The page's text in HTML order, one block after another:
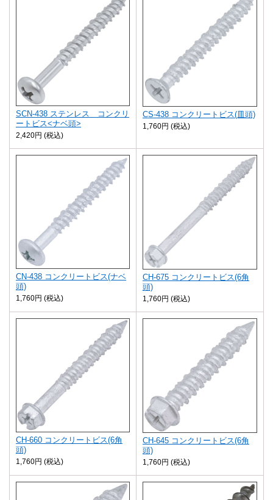
SCN-438 ステンレス コンクリ
ートビス<ナベ頭>
2,420円 (税込)
CS-438 コンクリートビス(皿頭)
1,760円 (税込)
CN-438 コンクリートビス(ナベ
頭)
1,760円 (税込)
CH-675 コンクリートビス(6角
頭)
1,760円 (税込)
CH-660 コンクリートビス(6角
頭)
1,760円 (税込)
CH-645 コンクリートビス(6角
頭)
1,760円 (税込)